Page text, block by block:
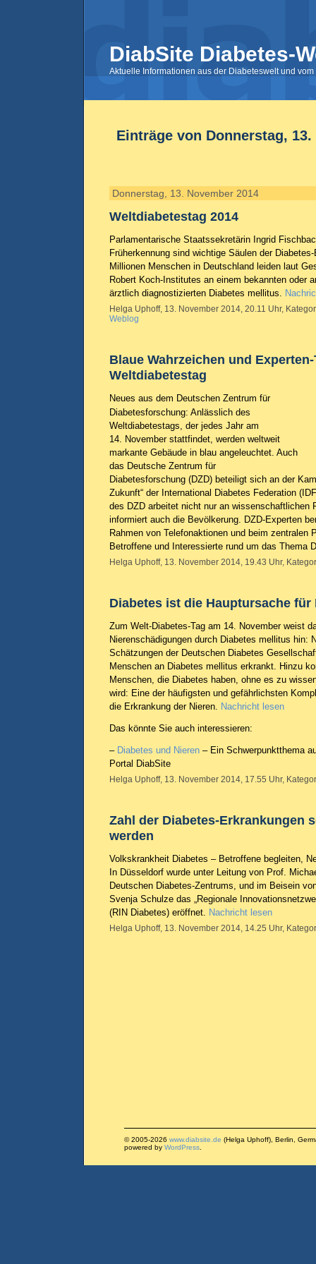
DiabSite Diabetes-
Aktuelle Informationen aus der Diabeteswelt und
Einträge von Donnerstag, 13.
Donnerstag, 13. November 2014
Weltdiabetestag 2014
Parlamentarische Staatssekretärin Ingrid
Früherkennung sind wichtige Säulen der
Millionen Menschen in Deutschland leiden laut
Robert Koch-Institutes an einem bekannten oder
ärztlich diagnostizierten Diabetes mellitus.
Helga Uphoff, 13. November 2014, 20.11 Uhr,
Weblog
Blaue Wahrzeichen und
Weltdiabetestag
Neues aus dem Deutschen Zentrum für
Diabetesforschung: Anlässlich des
Weltdiabetestags, der jedes Jahr am
14. November stattfindet, werden weltweit
markante Gebäude in blau angeleuchtet. Auch
das Deutsche Zentrum für
Diabetesforschung (DZD) beteiligt sich an der
Zukunft“ der International Diabetes Federation
des DZD arbeitet nicht nur an wissenschaftlichen
informiert auch die Bevölkerung. DZD-Experten
Rahmen von Telefonaktionen und beim zentralen
Betroffene und Interessierte rund um das Thema
Helga Uphoff, 13. November 2014, 19.43 Uhr,
Diabetes ist die Hauptursache für
Zum Welt-Diabetes-Tag am 14. November weist
Nierenschädigungen durch Diabetes mellitus hin:
Schätzungen der Deutschen Diabetes
Menschen an Diabetes mellitus erkrankt. Hinzu
Menschen, die Diabetes haben, ohne es zu
wird: Eine der häufigsten und gefährlichsten
die Erkrankung der Nieren. Nachricht lesen
Das könnte Sie auch interessieren:
– Diabetes und Nieren – Ein Schwerpunktthema
Portal DiabSite
Helga Uphoff, 13. November 2014, 17.55 Uhr,
Zahl der Diabetes-Erkrankungen
werden
Volkskrankheit Diabetes – Betroffene begleiten,
In Düsseldorf wurde unter Leitung von Prof.
Deutschen Diabetes-Zentrums, und im Beisein
Svenja Schulze das „Regionale
(RIN Diabetes) eröffnet. Nachricht lesen
Helga Uphoff, 13. November 2014, 14.25 Uhr,
© 2005-2026 www.diabsite.de (Helga Uphoff), Berlin,
powered by WordPress.